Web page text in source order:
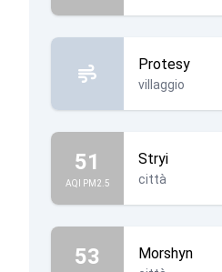
Protesy
villaggio
51
AQI PM2.5
Stryi
città
53 Morshyn